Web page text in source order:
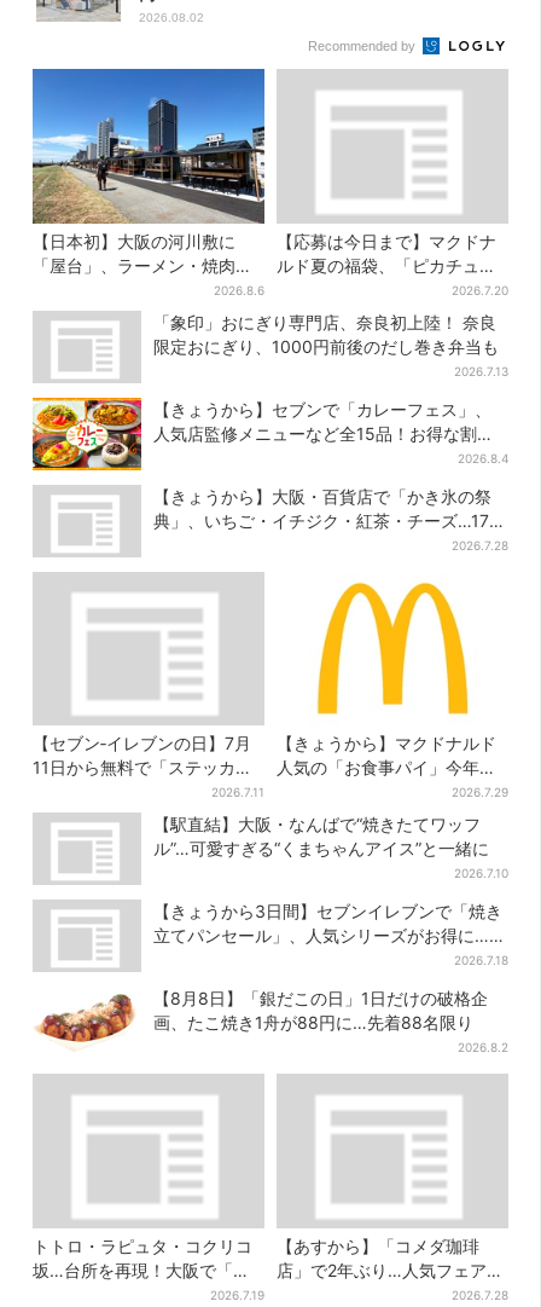
2026.08.02
Recommended by
【日本初】大阪の河川敷に
「屋台」、ラーメン・焼肉・
しゃぶしゃぶ・カフェまで…
22店舗がオープン
2026.8.6
【応募は今日まで】マクドナ
ルド夏の福袋、「ピカチュウ
のポテトタイマー」などグッ
ズ3品＆商品券付きで3900円
2026.7.20
「象印」おにぎり専門店、奈良初上陸！ 奈良
限定おにぎり、1000円前後のだし巻き弁当も
2026.7.13
【きょうから】セブンで「カレーフェス」、
人気店監修メニューなど全15品！お得な割引
2026.8.4
【きょうから】大阪・百貨店で「かき氷の祭
典」、いちご・イチジク・紅茶・チーズ…17店
2026.7.28
【セブン‐イレブンの日】7月
11日から無料で「ステッカ
ー」もらえる！おにぎり・配
送トラックなど全4種…店頭で
先着100枚
2026.7.11
【きょうから】マクドナルド
人気の「お食事パイ」今年も
登場、熱々とろ～り夏限定メ
ニュー
2026.7.29
【駅直結】大阪・なんばで“焼きたてワッフ
ル”…可愛すぎる“くまちゃんアイス”と一緒に
2026.7.10
【きょうから3日間】セブンイレブンで「焼き
立てパンセール」、人気シリーズがお得に…チ
2026.7.18
【8月8日】「銀だこの日」1日だけの破格企
画、たこ焼き1舟が88円に…先着88名限り
2026.8.2
トトロ・ラピュタ・コクリコ
坂…台所を再現！大阪で「ジ
ブリ」の世界に浸れる 「食」
2026.7.19
【あすから】「コメダ珈琲
店」で2年ぶり…人気フェアが
復活！“ハワイ旅行が当た2026.7.28